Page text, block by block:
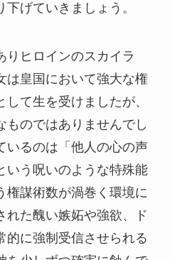
げていきましょう。
りヒロインのスカイラ
は皇国において強大な権
て生を受けましたが、
ものではありませんでし
いるのは「他人の心の声
いう呪いのような特殊能
権謀術数が渦巻く環境に
れた醜い嫉妬や強欲、ド
的に強制受信させられる